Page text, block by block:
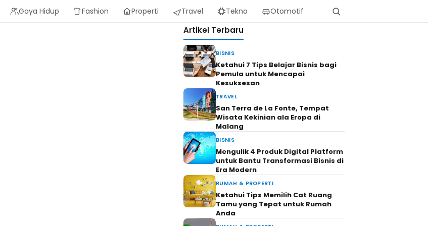
Gaya Hidup Fashion Properti Travel Tekno Otomotif
Artikel Terbaru
BISNIS
Ketahui 7 Tips Belajar Bisnis bagi
Pemula untuk Mencapai
Kesuksesan
TRAVEL
San Terra de La Fonte, Tempat
Wisata Kekinian ala Eropa di
Malang
BISNIS
Mengulik 4 Produk Digital Platform
untuk Bantu Transformasi Bisnis di
Era Modern
RUMAH & PROPERTI
Ketahui Tips Memilih Cat Ruang
Tamu yang Tepat untuk Rumah
Anda